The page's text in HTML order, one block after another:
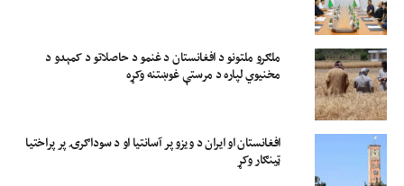
ملګرو ملتونو د افغانستان د غنمو د حاصلاتو د کمېدو د
مخنیوي لپاره د مرستې غوښتنه وکړه
افغانستان او ایران د ویزو پر آسانتیا او د سوداګرۍ پر پراختیا
ټینګار وکړ